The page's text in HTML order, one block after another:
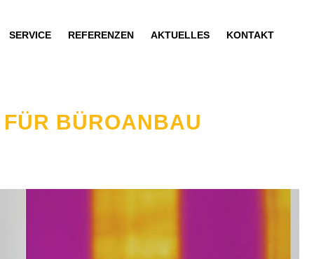
SERVICE REFERENZEN AKTUELLES KONTAKT
BÜROANBAU